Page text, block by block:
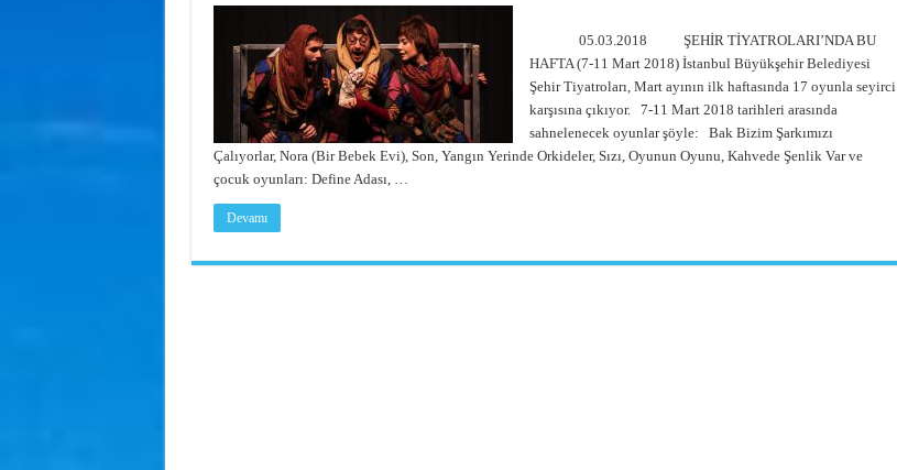
05.03.2018 ŞEHİR TİYATROLARI’NDA BU
HAFTA (7-11 Mart 2018) İstanbul Büyükşehir Belediyesi
Şehir Tiyatroları, Mart ayının ilk haftasında 17 oyunla seyirci
karşısına çıkıyor. 7-11 Mart 2018 tarihleri arasında
sahnelenecek oyunlar şöyle: Bak Bizim Şarkımızı
Çalıyorlar, Nora (Bir Bebek Evi), Son, Yangın Yerinde Orkideler, Sızı, Oyunun Oyunu, Kahvede Şenlik Var ve
çocuk oyunları: Define Adası, …
Devamı